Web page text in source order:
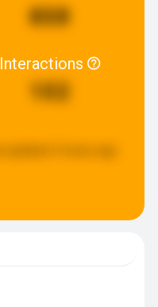
808
Interactions
102